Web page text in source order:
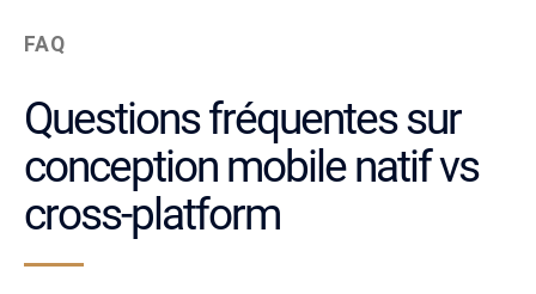
FAQ
Questions fréquentes sur
conception mobile natif vs
cross-platform